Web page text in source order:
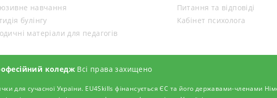
навчання
булінгу
матеріали для педагогів
Питання та відповіді
Кабінет психолога
коледж Всі права захищено
для сучасної України. EU4Skills фінансується ЄС та його державами-членами